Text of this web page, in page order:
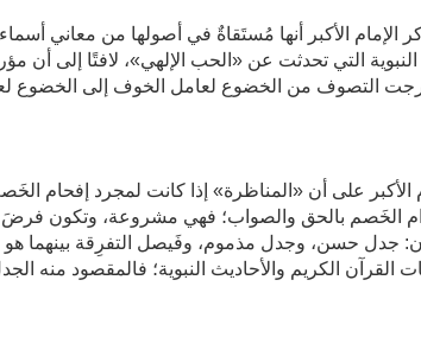
الأكبر أنها مُستَقاةٌ في أصولها من معاني
النبوية التي تحدثت عن «الحب الإلهي»، لافتًا إلى
الأكبر على أن «المناظرة» إذا كانت لمجرد إفحام
الخَصم بالحق والصواب؛ فهي مشروعة، وتكون
جدل حسن، وجدل مذموم، وفَيصل التفرِقة بينهما هو
الكريم والأحاديث النبوية؛ فالمقصود منه